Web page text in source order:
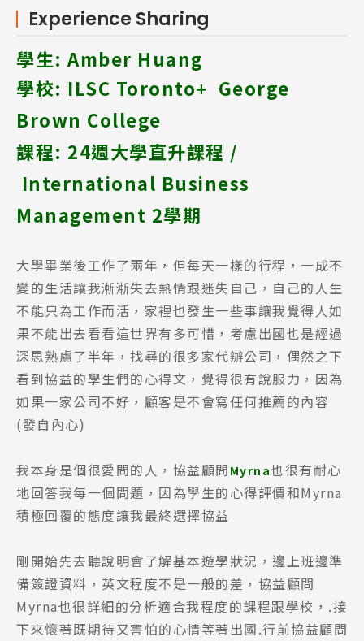
Experience Sharing
學生: Amber Huang
學校: ILSC Toronto+ George
Brown College
課程: 24週大學直升課程 /
International Business
Management 2學期
大學畢業後工作了兩年，但每天一樣的行程，一成不
變的生活讓我漸漸失去熱情跟迷失自己，自己的人生
不能只為工作而活，家裡也發生一些事讓我覺得人如
果不能出去看看這世界有多可惜，考慮出國也是經過
深思熟慮了半年，找尋的很多家代辦公司，偶然之下
看到協益的學生們的心得文，覺得很有說服力，因為
如果一家公司不好，顧客是不會寫任何推薦的內容
(發自內心)
我本身是個很愛問的人，協益顧問 Myrna也很有耐心
地回答我每一個問題，因為學生的心得評價和Myrna
積極回覆的態度讓我最終選擇協益
剛開始先去聽說明會了解基本遊學狀況，邊上班邊準
備簽證資料，英文程度不是一般的差，協益顧問
Myrna也很詳細的分析適合我程度的課程跟學校，.接
下來懷著既期待又害怕的心情等著出國.行前協益顧問